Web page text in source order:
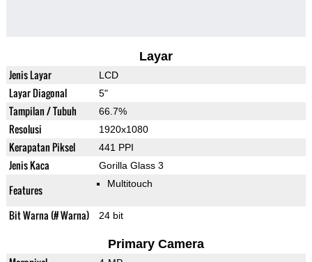
Layar
Jenis Layar LCD
Layar Diagonal 5"
Tampilan / Tubuh 66.7%
Resolusi 1920x1080
Kerapatan Piksel 441 PPI
Jenis Kaca Gorilla Glass 3
Features Multitouch
Bit Warna (# Warna) 24 bit
Primary Camera